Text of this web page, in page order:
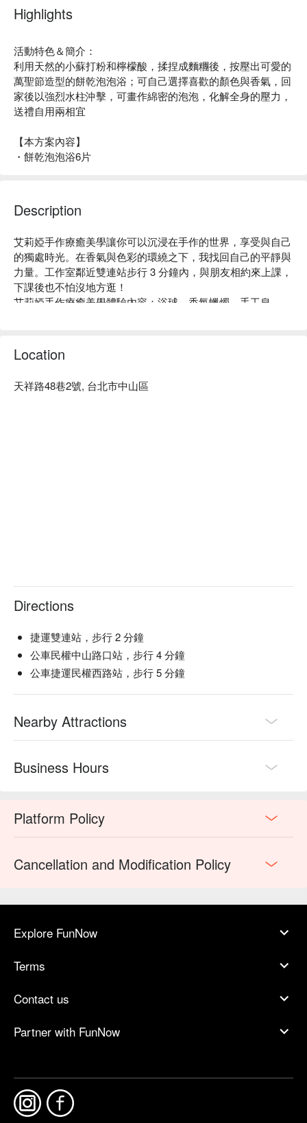
Highlights
活動特色＆簡介：
利用天然的小蘇打粉和檸檬酸，揉捏成麵糰後，按壓出可愛的
萬聖節造型的餅乾泡泡浴；可自己選擇喜歡的顏色與香氣，回
家後以強烈水柱沖擊，可畫作綿密的泡泡，化解全身的壓力，
送禮自用兩相宜
【本方案內容】
・餅乾泡泡浴6片
Description
艾莉婭手作療癒美學讓你可以沉浸在手作的世界，享受與自己
的獨處時光。在香氣與色彩的環繞之下，我找回自己的平靜與
力量。工作室鄰近雙連站步行 3 分鐘內，與朋友相約來上課，
下課後也不怕沒地方逛！
艾莉婭手作療癒美學體驗內容：浴球、香氛蠟燭、手工皂
保證！用心製作出的成品，可以回家收藏或送給重要的人，讓
它承載著滿滿的能量傳遞出去！
⬇︎
Location
天祥路48巷2號, 台北市中山區
Directions
捷運雙連站，步行 2 分鐘
公車民權中山路口站，步行 4 分鐘
公車捷運民權西路站，步行 5 分鐘
Nearby Attractions
Business Hours
Platform Policy
Cancellation and Modification Policy
Explore FunNow
Terms
Contact us
Partner with FunNow